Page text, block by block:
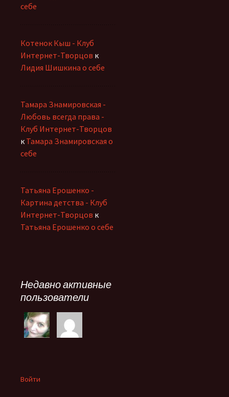
себе
Котенок Кыш - Клуб
Интернет-Творцов к
Лидия Шишкина о себе
Тамара Знамировская -
Любовь всегда права -
Клуб Интернет-Творцов
к Тамара Знамировская о
себе
Татьяна Ерошенко -
Картина детства - Клуб
Интернет-Творцов к
Татьяна Ерошенко о себе
Недавно активные
пользователи
Войти